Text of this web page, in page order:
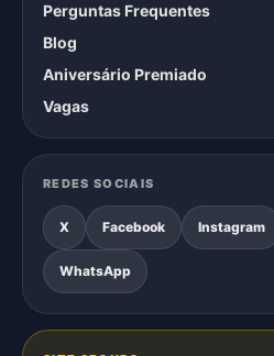
Perguntas Frequentes
Blog
Aniversário Premiado
Vagas
REDES SOCIAIS
X Facebook Instagram
WhatsApp